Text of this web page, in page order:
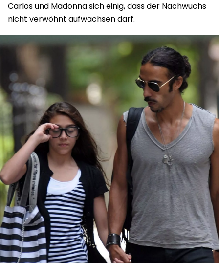
Carlos und Madonna sich einig, dass der Nachwuchs
nicht verwöhnt aufwachsen darf.